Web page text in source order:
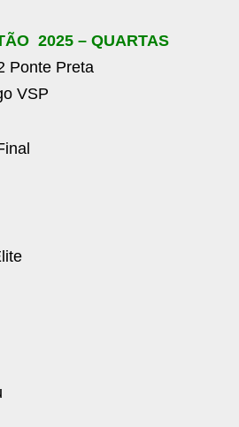
2025 – QUARTAS
Ponte Preta
VSP